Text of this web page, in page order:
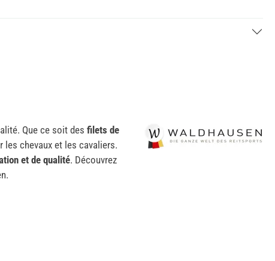
Que ce soit des filets de
les chevaux et les cavaliers.
et de qualité. Découvrez